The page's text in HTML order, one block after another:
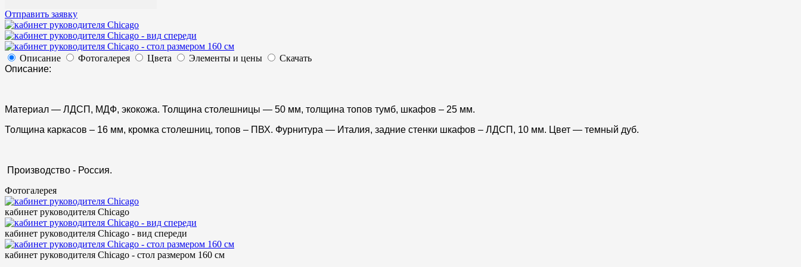
Отправить заявку
Описание Фотогалерея Цвета Элементы и цены
Скачать
Описание:
Материал — ЛДСП, МДФ, экокожа. Толщина столешницы — 50 мм, толщина топов тумб, шкафов – 25 мм.
Толщина каркасов – 16 мм, кромка столешниц, топов – ПВХ. Фурнитура — Италия, задние стенки шкафов – ЛДСП, 10 мм. Цвет — темный дуб.
Производство - Россия.
Фотогалерея
кабинет руководителя Chicago
кабинет руководителя Chicago - вид спереди
кабинет руководителя Chicago - стол размером 160 см